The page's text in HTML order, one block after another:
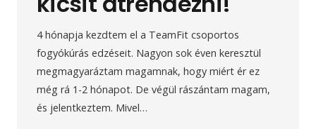
4 hónapja kezdtem el a TeamFit csoportos
fogyókúrás edzéseit. Nagyon sok éven keresztül
megmagyaráztam magamnak, hogy miért ér ez
még rá 1-2 hónapot. De végül rászántam magam,
és jelentkeztem. Mivel…